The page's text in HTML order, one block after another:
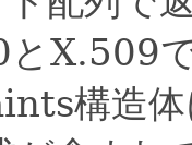
X.509
構造体